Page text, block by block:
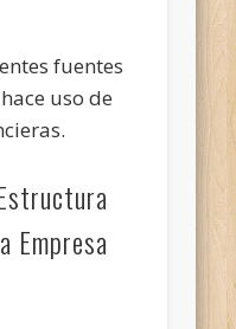
fuentes
uso de
Empresa